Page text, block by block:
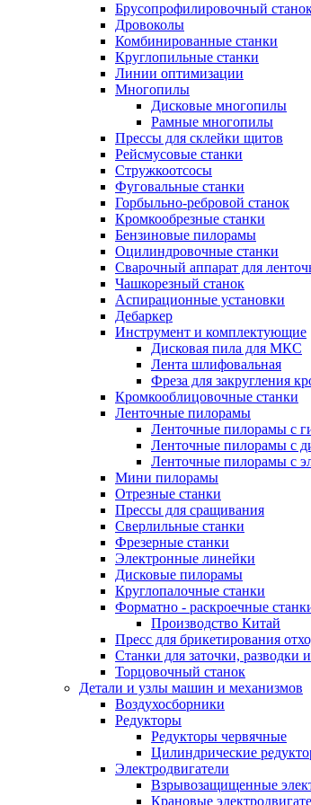
Брусопрофилировочный
Дровоколы
Комбинированные станки
Круглопильные станки
Линии оптимизации
Многопилы
Дисковые многопилы
Рамные многопилы
Прессы для склейки щитов
Рейсмусовые станки
Стружкоотсосы
Фуговальные станки
Горбыльно-ребровой станок
Кромкообрезные станки
Бензиновые пилорамы
Оцилиндровочные станки
Сварочный аппарат для
Чашкорезный станок
Аспирационные установки
Дебаркер
Инструмент и комплектующие
Дисковая пила для МКС
Лента шлифовальная
Фреза для закругления
Кромкооблицовочные станки
Ленточные пилорамы
Ленточные пилорамы с
Ленточные пилорамы с
Ленточные пилорамы с
Мини пилорамы
Отрезные станки
Прессы для сращивания
Сверлильные станки
Фрезерные станки
Электронные линейки
Дисковые пилорамы
Круглопалочные станки
Форматно - раскроечные
Производство Китай
Пресс для брикетирования
Станки для заточки, разводки
Торцовочный станок
Детали и узлы машин и механизмов
Воздухосборники
Редукторы
Редукторы червячные
Цилиндрические
Электродвигатели
Взрывозащищенные
Крановые